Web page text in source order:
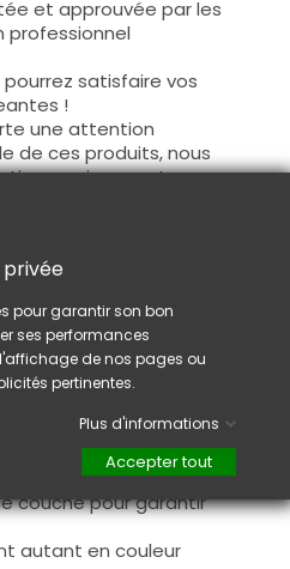
et approuvée par les
satisfaire vos
!
une attention
de ces produits, nous
en vigueur et
de nos produits.
sécurité d'utilisation
avec son pinceau, de
(il n'est pas
après limage.
en deux couches,
la première couche et
couche pour garantir
autant en couleur
pour garantir son bon
ses performances
de nos pages ou
pertinentes.
Plus d'informations
Accepter tout